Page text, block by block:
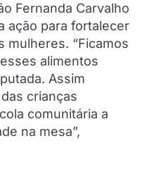
Fernanda Carvalho
ação para fortalecer
mulheres. “Ficamos
alimentos
Assim
crianças
comunitária a
na mesa”,